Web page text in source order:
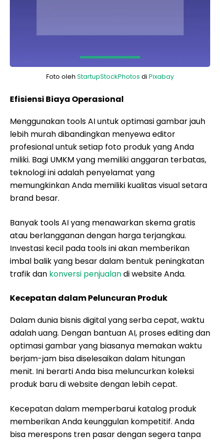
Foto oleh StartupStockPhotos di Pixabay
Efisiensi Biaya Operasional
Menggunakan tools AI untuk optimasi gambar jauh
lebih murah dibandingkan menyewa editor
profesional untuk setiap foto produk yang Anda
miliki. Bagi UMKM yang memiliki anggaran terbatas,
teknologi ini adalah penyelamat yang
memungkinkan Anda memiliki kualitas visual setara
brand besar.
Banyak tools AI yang menawarkan skema gratis
atau berlangganan dengan harga terjangkau.
Investasi kecil pada tools ini akan memberikan
imbal balik yang besar dalam bentuk peningkatan
trafik dan konversi penjualandi website Anda.
Kecepatan dalam Peluncuran Produk
Dalam dunia bisnis digital yang serba cepat, waktu
adalah uang. Dengan bantuan AI, proses editing dan
optimasi gambar yang biasanya memakan waktu
berjam-jam bisa diselesaikan dalam hitungan
menit. Ini berarti Anda bisa meluncurkan koleksi
produk baru di website dengan lebih cepat.
Kecepatan dalam memperbarui katalog produk
memberikan Anda keunggulan kompetitif. Anda
bisa merespons tren pasar dengan segera tanpa